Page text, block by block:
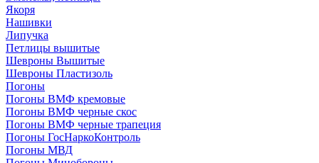
Якоря
Нашивки
Липучка
Петлицы вышитые
Шевроны Вышитые
Шевроны Пластизоль
Погоны
Погоны ВМФ кремовые
Погоны ВМФ черные скос
Погоны ВМФ черные трапеция
Погоны ГосНаркоКонтроль
Погоны МВД